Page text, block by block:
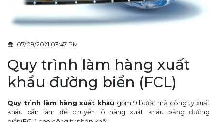
07/09/2021 03:47 PM
Quy trình làm hàng xuất
khẩu đường biển (FCL)
Quy trình làm hàng xuất khẩu gồm 9 bước mà công ty xuất
khẩu cần làm để chuyển lô hàng xuất khẩu bằng đường